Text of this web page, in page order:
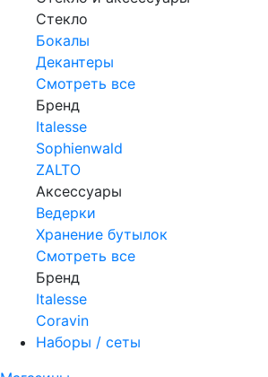
Стекло
Бокалы
Декантеры
Смотреть все
Бренд
Italesse
Sophienwald
ZALTO
Аксессуары
Ведерки
Хранение бутылок
Смотреть все
Бренд
Italesse
Coravin
Наборы / сеты